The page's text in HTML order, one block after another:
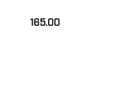
165.00